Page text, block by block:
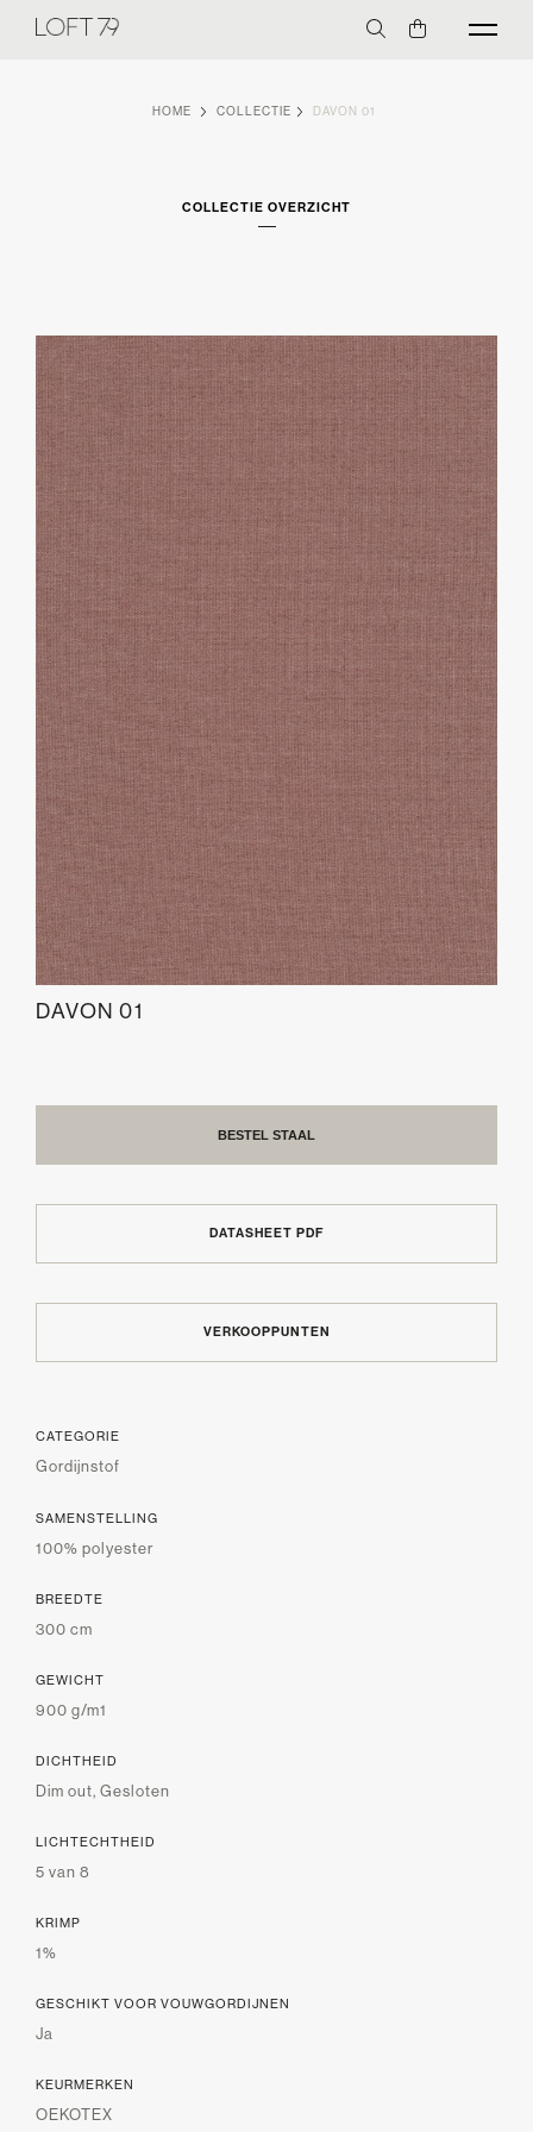
HOME COLLECTIE DAVON 01
COLLECTIE OVERZICHT
DAVON 01
BESTEL STAAL
DATASHEET PDF
VERKOOPPUNTEN
CATEGORIE
Gordijnstof
SAMENSTELLING
100% polyester
BREEDTE
300 cm
GEWICHT
900 g/m1
DICHTHEID
Dim out, Gesloten
LICHTECHTHEID
5 van 8
KRIMP
1%
GESCHIKT VOOR VOUWGORDIJNEN
Ja
KEURMERKEN
OEKOTEX